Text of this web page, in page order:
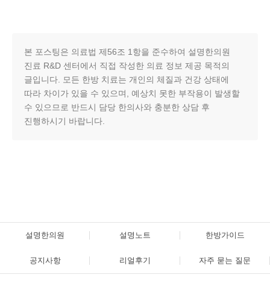
본 포스팅은 의료법 제56조 1항을 준수하여 설명한의원
진료 R&D 센터에서 직접 작성한 의료 정보 제공 목적의
글입니다. 모든 한방 치료는 개인의 체질과 건강 상태에
따라 차이가 있을 수 있으며, 예상치 못한 부작용이 발생할
수 있으므로 반드시 담당 한의사와 충분한 상담 후
진행하시기 바랍니다.
설명한의원 설명노트 한방가이드
공지사항 리얼후기 자주 묻는 질문